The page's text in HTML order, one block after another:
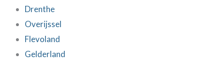
Drenthe
Overijssel
Flevoland
Gelderland